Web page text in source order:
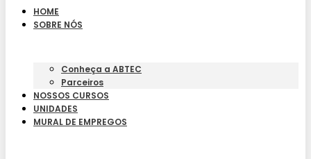
HOME
SOBRE NÓS
Conheça a ABTEC
Parceiros
NOSSOS CURSOS
UNIDADES
MURAL DE EMPREGOS